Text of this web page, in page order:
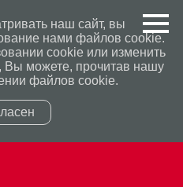
наш сайт, вы
нами файлов cookie.
cookie или изменить
Вы можете, прочитав нашу
файлов cookie.